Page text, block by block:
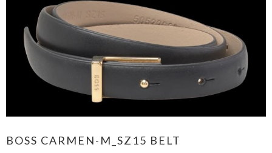
BOSS CARMEN-M_SZ15 BELT